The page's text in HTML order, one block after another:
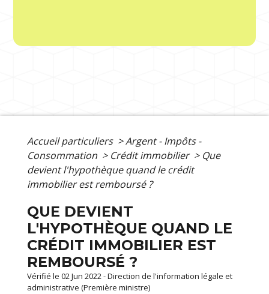
Accueil particuliers >Argent - Impôts -
Consommation > Crédit immobilier > Que
devient l'hypothèque quand le crédit
immobilier est remboursé ?
QUE DEVIENT
L'HYPOTHÈQUE QUAND LE
CRÉDIT IMMOBILIER EST
REMBOURSÉ ?
Vérifié le 02 Jun 2022 - Direction de l'information légale et
administrative (Première ministre)